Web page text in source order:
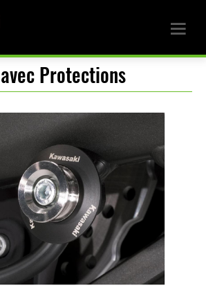
Protections